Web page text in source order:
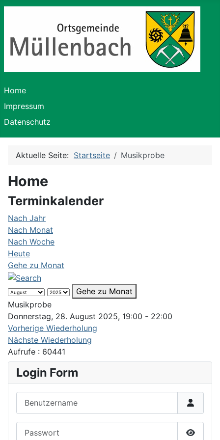
Home
Impressum
Datenschutz
Aktuelle Seite: Startseite Musikprobe
Home
Terminkalender
Nach Jahr
Nach Monat
Nach Woche
Heute
Gehe zu Monat
Gehe zu Monat
Musikprobe
Donnerstag, 28. August 2025, 19:00 - 22:00
Vorherige Wiederholung
Nächste Wiederholung
Aufrufe : 60441
Login Form